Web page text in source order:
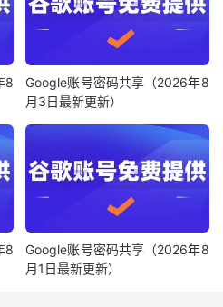
8
Google账号密码共享（2026年8
月3日最新更新）
8
Google账号密码共享（2026年8
月1日最新更新）